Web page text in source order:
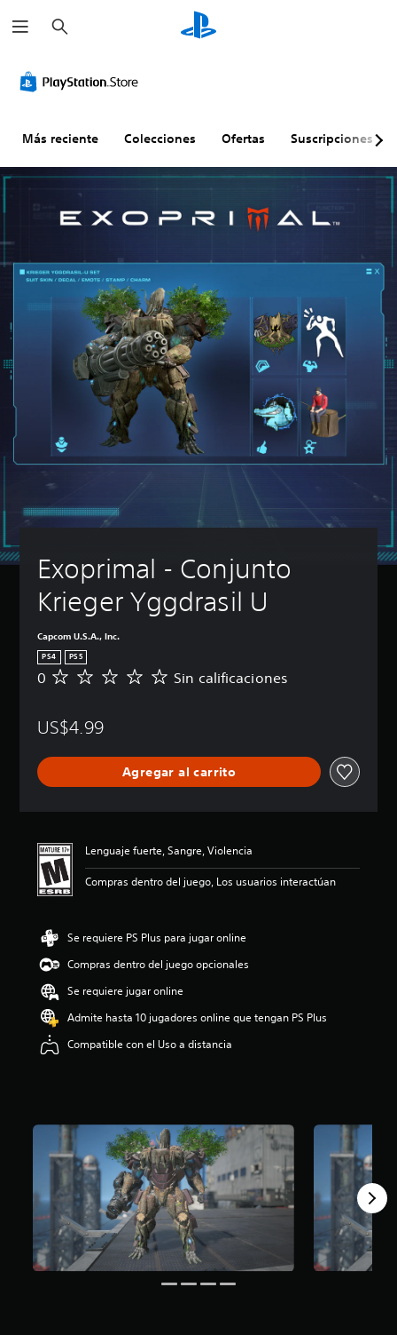
u
s
r
Más reciente Colecciones Ofertas Suscripciones
Exoprimal - Conjunto
Krieger Yggdrasil U
Capcom U.S.A., Inc.
PS4 PS5
S
c
i
c
o
s
0 Sin calificaciones
US$4.99
Agregar al carrito
Lenguaje fuerte, Sangre, Violencia
Compras dentro del juego, Los usuarios interactúan
Se requiere PS Plus para jugar online
Compras dentro del juego opcionales
Se requiere jugar online
Admite hasta 10 jugadores online que tengan PS Plus
Compatible con el Uso a distancia